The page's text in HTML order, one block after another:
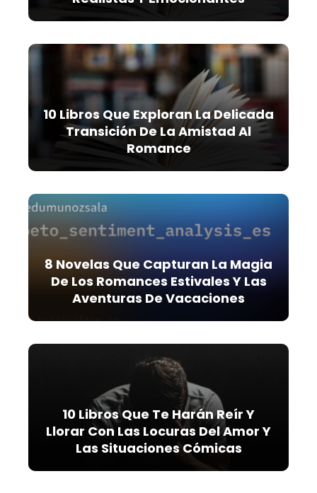
10 Libros Que Exploran La Delicada
Transición De La Amistad Al
Romance
8 Novelas Que Capturan La Magia
De Los Romances Estivales Y Las
Aventuras De Vacaciones
10 Libros Que Te Harán Reír Y
Llorar Con Las Locuras Del Amor Y
Las Situaciones Cómicas